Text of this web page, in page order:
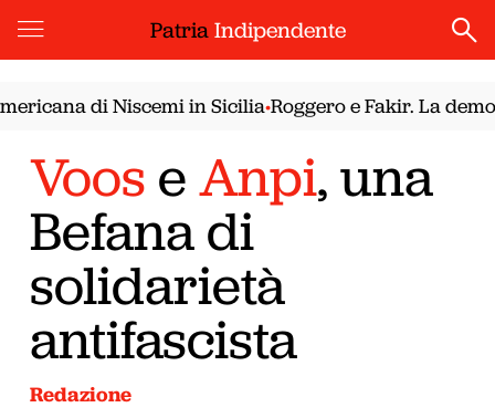
PatriaIndipendente
di Niscemi in Sicilia•Roggero e Fakir. La
Voos eAnpi, una
Befana di
solidarietà
antifascista
Redazione